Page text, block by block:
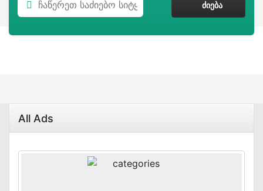
ᲫᲘᲔᲑᲐ
All Ads